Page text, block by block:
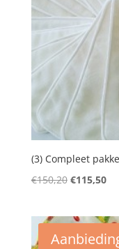
(3) Compleet
€150,20
€150,20.
€115,50